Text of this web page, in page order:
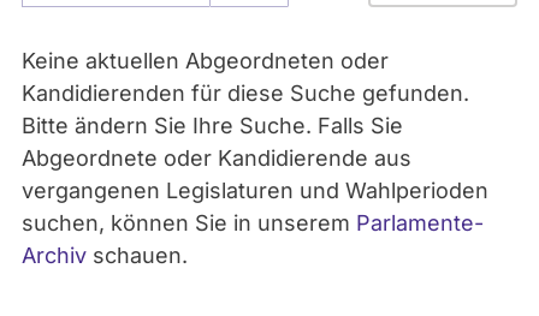
Parlament
- Alle -
Partei
- Alle -
Keine aktuellen Abgeordneten oder
Kandidierenden für diese Suche gefunden.
Bitte ändern Sie Ihre Suche. Falls Sie
Abgeordnete oder Kandidierende aus
vergangenen Legislaturen und Wahlperioden
suchen, können Sie in unserem Parlamente-
Archiv schauen.